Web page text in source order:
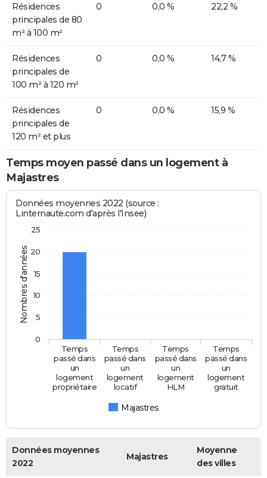
Résidences
principales de 80
m² à 100 m²
0 0,0 % 22,2 %
Résidences
principales de
100 m² à 120 m²
0 0,0 % 14,7 %
Résidences
principales de
120 m² et plus
0 0,0 % 15,9 %
Temps moyen passé dans un logement à
Majastres
Nombres d'années
Données moyennes 2022 (source :
Linternaute.com d'après l'Insee)
Majastres
Temps
passé dans
un
logement
propriétaire
Temps
passé dans
un
logement
locatif
Temps
passé dans
un
logement
HLM
Temps
passé dans
un
logement
gratuit
0
5
10
15
20
25
Données moyennes
2022
Majastres
Moyenne
des villes